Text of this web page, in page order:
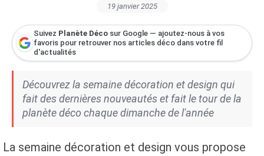
19 janvier 2025
Suivez Planète Déco sur Google — ajoutez-nous à vos
favoris pour retrouver nos articles déco dans votre fil
d'actualités
Découvrez la semaine décoration et design qui
fait des dernières nouveautés et fait le tour de la
planète déco chaque dimanche de l'année
La semaine décoration et design vous propose